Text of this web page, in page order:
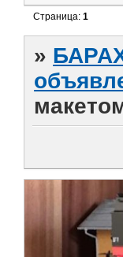
Страница:1
»